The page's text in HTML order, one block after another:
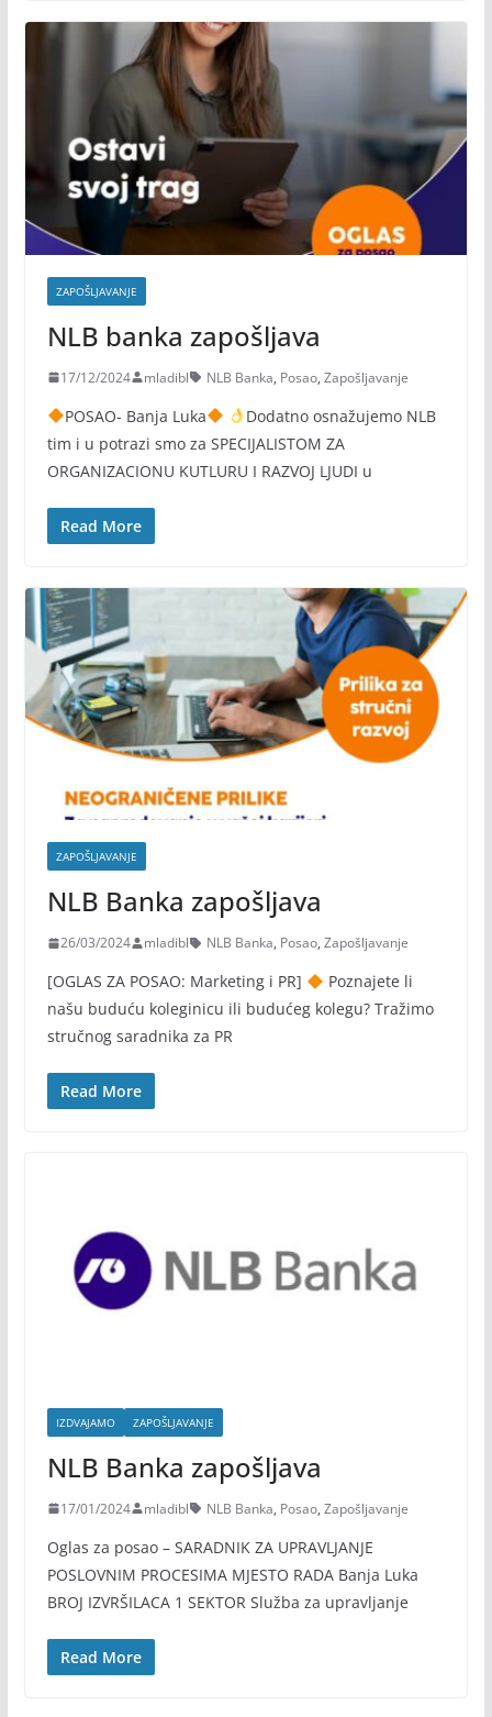
ZAPOŠLJAVANJE
NLB banka zapošljava
17/12/2024 mladibl NLB Banka, Posao, Zapošljavanje
POSAO- Banja Luka
Dodatno osnažujemo NLB
tim i u potrazi smo za SPECIJALISTOM ZA
ORGANIZACIONU KUTLURU I RAZVOJ LJUDI u
Read More
ZAPOŠLJAVANJE
NLB Banka zapošljava
26/03/2024 mladibl NLB Banka, Posao, Zapošljavanje
[OGLAS ZA POSAO: Marketing i PR]
Poznajete li
našu buduću koleginicu ili budućeg kolegu? Tražimo
stručnog saradnika za PR
Read More
IZDVAJAMO ZAPOŠLJAVANJE
NLB Banka zapošljava
17/01/2024 mladibl NLB Banka, Posao, Zapošljavanje
Oglas za posao – SARADNIK ZA UPRAVLJANJE
POSLOVNIM PROCESIMA MJESTO RADA Banja Luka
BROJ IZVRŠILACA 1 SEKTOR Služba za upravljanje
Read More